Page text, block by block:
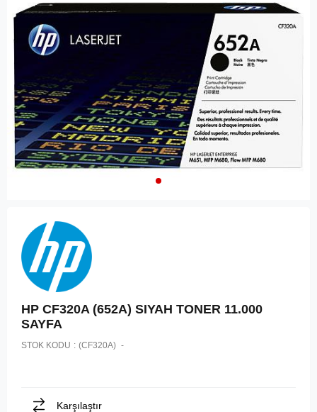
HP CF320A (652A) SIYAH TONER 11.000
SAYFA
STOK KODU (CF320A)
Karşılaştır